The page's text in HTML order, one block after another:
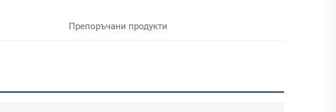
Препоръчани продукти